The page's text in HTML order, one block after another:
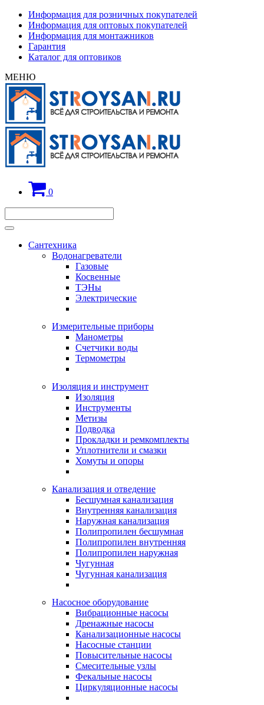
Информация для розничных покупателей
Информация для оптовых покупателей
Информация для монтажников
Гарантия
Каталог для оптовиков
МЕНЮ
0
Сантехника
Водонагреватели
Газовые
Косвенные
ТЭНы
Электрические
Измерительные приборы
Манометры
Счетчики воды
Термометры
Изоляция и инструмент
Изоляция
Инструменты
Метизы
Подводка
Прокладки и ремкомплекты
Уплотнители и смазки
Хомуты и опоры
Канализация и отведение
Бесшумная канализация
Внутренняя канализация
Наружная канализация
Полипропилен бесшумная
Полипропилен внутренняя
Полипропилен наружная
Чугунная
Чугунная канализация
Насосное оборудование
Вибрационные насосы
Дренажные насосы
Канализационные насосы
Насосные станции
Повысительные насосы
Смесительные узлы
Фекальные насосы
Циркуляционные насосы